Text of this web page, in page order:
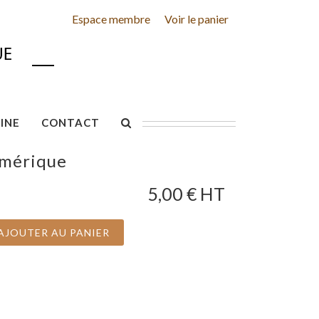
Espace membre Voir le panier
CONTACT
5,00 € HT
AU PANIER